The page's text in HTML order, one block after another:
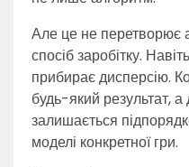
Але це не перетворює
спосіб заробітку.
прибирає дисперсію.
будь-який результат, а
залишається
моделі конкретної гри.